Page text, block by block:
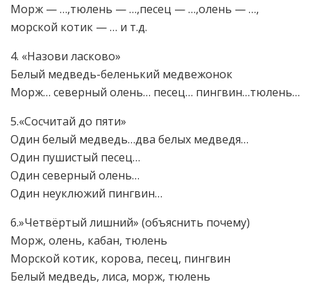
Морж — …,тюлень — …,песец — …,олень — …,
морской котик — … и т.д.
4. «Назови ласково»
Белый медведь-беленький медвежонок
Морж… северный олень… песец… пингвин…тюлень…
5.«Сосчитай до пяти»
Один белый медведь…два белых медведя…
Один пушистый песец…
Один северный олень…
Один неуклюжий пингвин…
6.»Четвёртый лишний» (объяснить почему)
Морж, олень, кабан, тюлень
Морской котик, корова, песец, пингвин
Белый медведь, лиса, морж, тюлень